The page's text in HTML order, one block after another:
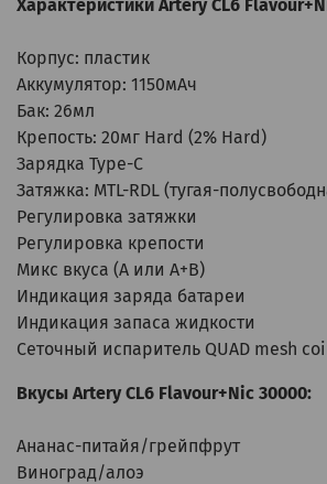
Характеристики Artery CL6
Корпус: пластик
Аккумулятор: 1150мАч
Бак: 26мл
Крепость: 20мг Hard (2% Hard)
Зарядка Type-C
Затяжка: MTL-RDL (тугая-
Регулировка затяжки
Регулировка крепости
Микс вкуса (А или А+В)
Индикация заряда батареи
Индикация запаса жидкости
Сеточный испаритель QUAD mesh
Вкусы Artery CL6 Flavour+Nic 30000:
Ананас-питайя/грейпфрут
Виноград/алоэ